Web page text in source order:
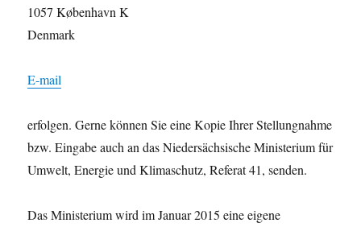
1057 København K
Denmark
E-mail
erfolgen. Gerne können Sie eine Kopie Ihrer Stellungnahme
bzw. Eingabe auch an das Niedersächsische Ministerium für
Umwelt, Energie und Klimaschutz, Referat 41, senden.
Das Ministerium wird im Januar 2015 eine eigene